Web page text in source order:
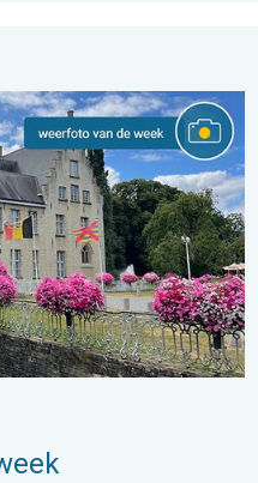
uploader. . . zaterdag